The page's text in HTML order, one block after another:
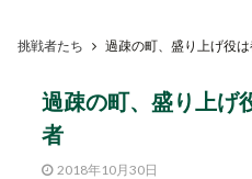
挑戦者たち 過疎の町、盛り上げ役
過疎の町、盛り上げ
者
2018年10月30日